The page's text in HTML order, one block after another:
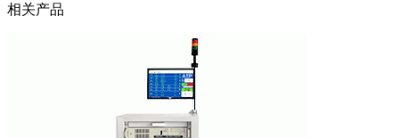
相关产品